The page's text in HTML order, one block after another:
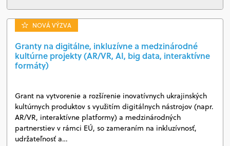
NOVÁ VÝZVA
Granty na digitálne, inkluzívne a medzinárodné
kultúrne projekty (AR/VR, AI, big data, interaktívne
formáty)
Grant na vytvorenie a rozšírenie inovatívnych ukrajinských
kultúrnych produktov s využitím digitálnych nástrojov (napr.
AR/VR, interaktívne platformy) a medzinárodných
partnerstiev v rámci EÚ, so zameraním na inkluzívnosť,
udržateľnosť a…